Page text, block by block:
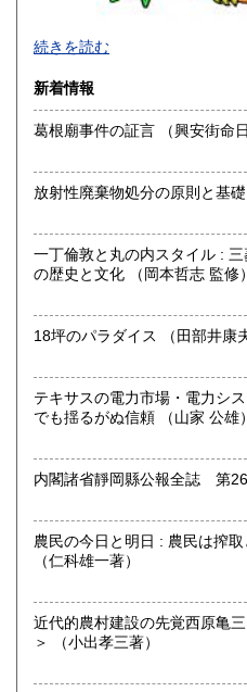
書籍をお探しの博識なあなた
ご購入された際の書籍を収める
書籍のコンディション確認な
※パソコンからご覧の場合、
ざいます。
※画像はディスプレイ等環境
沿線名：-
最寄駅：-
定休日：土・日・祝日・夏季
【貴重な本、あなたの本棚に
専門店
どんな本でも買取いたします!
古典文学、専門書、絵本、全
状態に自信がなくてもOK!年
迎。
ご自宅までお伺いし、その場
古書市場への代理出品も承り
続きを読む
新着情報
葛根廟事件の証言 （興
一丁倫敦と丸の内スタイル :
の歴史と文化 （岡本哲志 監修）
18坪のパラダイス （田
テキサスの電力市場・電力シ
でも揺るがぬ信頼 （山家 公雄）
農民の今日と明日 : 農民は搾
（仁科雄一著）
近代的農村建設の先覚西原亀
＞ （小出孝三著）